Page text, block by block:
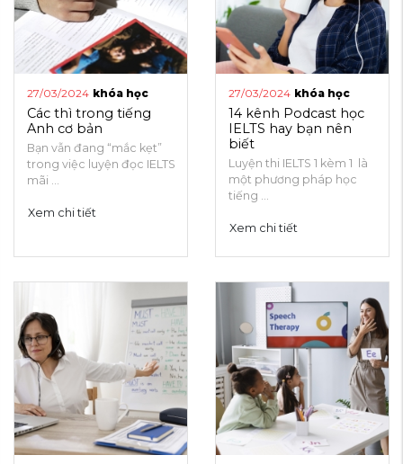
27/03/2024 khóa học
Các thì trong tiếng
Anh cơ bản
Bạn vẫn đang “mắc kẹt”
trong việc luyện đọc IELTS
mãi ...
Xem chi tiết
27/03/2024 khóa học
14 kênh Podcast học
IELTS hay bạn nên
biết
Luyện thi IELTS 1 kèm 1 là
một phương pháp học
tiếng ...
Xem chi tiết